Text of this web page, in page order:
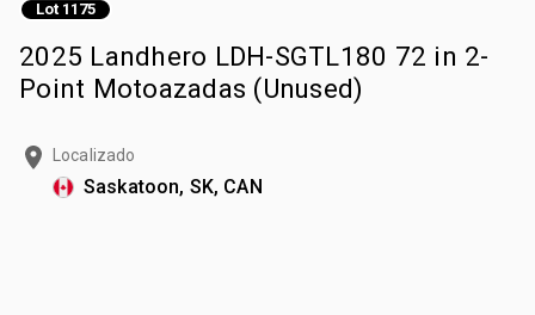
Lot 1175
2025 Landhero LDH-SGTL180 72 in 2-
Point Motoazadas (Unused)
Localizado
Saskatoon, SK, CAN